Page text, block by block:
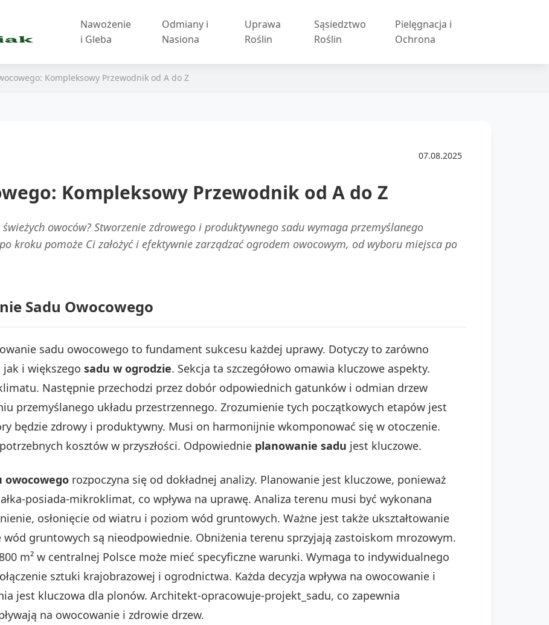
Nawożenie
i Gleba
Odmiany i
Nasiona
Uprawa
Roślin
Sąsiedztwo
Roślin
Pielęgnacja i
Ochrona
Kompleksowy Przewodnik od A do Z
07.08.2025
Kompleksowy Przewodnik od A do Z
świeżych owoców? Stworzenie zdrowego i produktywnego sadu wymaga przemyślanego
kroku pomoże Ci założyć i efektywnie zarządzać ogrodem owocowym, od wyboru miejsca po
Sadu Owocowego
sadu owocowego to fundament sukcesu każdej uprawy. Dotyczy to zarówno
jak i większego sadu w ogrodzie. Sekcja ta szczegółowo omawia kluczowe aspekty.
Następnie przechodzi przez dobór odpowiednich gatunków i odmian drzew
przemyślanego układu przestrzennego. Zrozumienie tych początkowych etapów jest
będzie zdrowy i produktywny. Musi on harmonijnie wkomponować się w otoczenie.
kosztów w przyszłości. Odpowiednie planowanie sadu jest kluczowe.
owocowego rozpoczyna się od dokładnej analizy. Planowanie jest kluczowe, ponieważ
posiada-mikroklimat, co wpływa na uprawę. Analiza terenu musi być wykonana
osłonięcie od wiatru i poziom wód gruntowych. Ważne jest także ukształtowanie
gruntowych są nieodpowiednie. Obniżenia terenu sprzyjają zastoiskom mrozowym.
m² w centralnej Polsce może mieć specyficzne warunki. Wymaga to indywidualnego
sztuki krajobrazowej i ogrodnictwa. Każda decyzja wpływa na owocowanie i
jest kluczowa dla plonów. Architekt-opracowuje-projekt_sadu, co zapewnia
na owocowanie i zdrowie drzew.